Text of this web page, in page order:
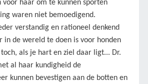
voor haar om te kunnen sporten
waren niet bemoedigend.
verstandig en rationeel denkend
in de wereld te doen is voor honden
als je hart en ziel daar ligt... Dr.
al haar kundigheid de
kunnen bevestigen aan de botten en